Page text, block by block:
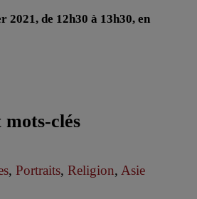
de 12h30 à 13h30, en
mots-clés
, Portraits, Religion, Asie